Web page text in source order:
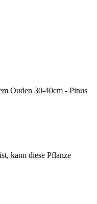
Ouden 30-40cm - Pinus
kann diese Pflanze